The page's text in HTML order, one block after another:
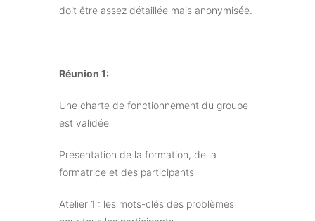
doit être assez détaillée mais anonymisée.
Réunion 1:
Une charte de fonctionnement du groupe
est validée
Présentation de la formation, de la
formatrice et des participants
Atelier 1 : les mots-clés des problèmes